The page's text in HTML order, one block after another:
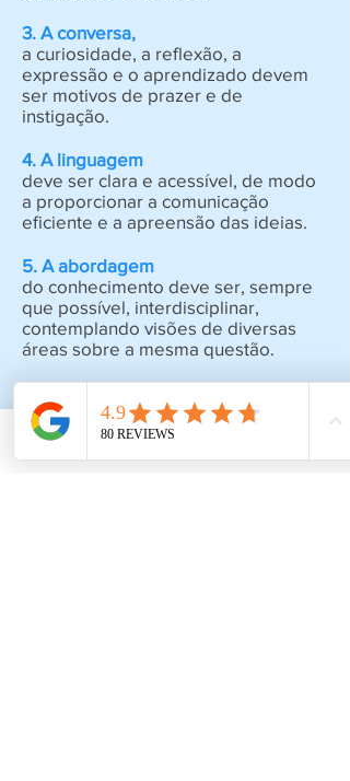
3. A conversa,
a curiosidade, a reflexão, a
expressão e o aprendizado devem
ser motivos de prazer e de
instigação.
4. A linguagem
deve ser clara e acessível, de modo
a proporcionar a comunicação
eficiente e a apreensão das ideias.
5. A abordagem
do conhecimento deve ser, sempre
que possível, interdisciplinar,
contemplando visões de diversas
áreas sobre a mesma questão.
palestras e debates devem adotar
organização metódica, para que haja
proveito máximo.